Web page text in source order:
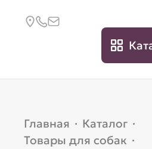
Главная · Каталог ·
Товары для собак ·